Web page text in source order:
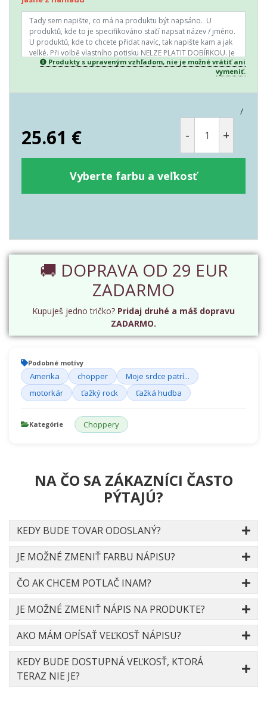
Produkty s upraveným vzhľadom, nie je možné vrátiť ani
vymeniť.
/
25.61 € - +
Vyberte farbu a veľkosť
🚚 DOPRAVA OD 29 EUR
ZADARMO
Kupuješ jedno tričko? Pridaj druhé a máš dopravu
ZADARMO.
Podobné motívy
Amerika chopper
Moje srdce patrí...
motorkár
ťažký rock ťažká hudba
Kategórie Choppery
NA ČO SA ZÁKAZNÍCI ČASTO
PÝTAJÚ?
KEDY BUDE TOVAR ODOSLANÝ?
JE MOŽNÉ ZMENIŤ FARBU NÁPISU?
ČO AK CHCEM POTLAČ INAM?
JE MOŽNÉ ZMENIŤ NÁPIS NA PRODUKTE?
AKO MÁM OPÍSAŤ VEĽKOSŤ NÁPISU?
KEDY BUDE DOSTUPNÁ VEĽKOSŤ, KTORÁ
TERAZ NIE JE?